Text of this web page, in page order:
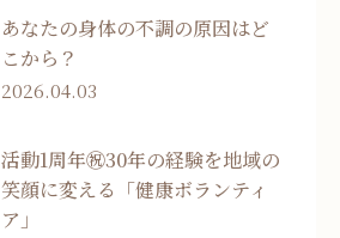
あなたの身体の不調の原因はど
こから？
2026.04.03
活動1周年㊗30年の経験を地域の
笑顔に変える「健康ボランティ
ア」